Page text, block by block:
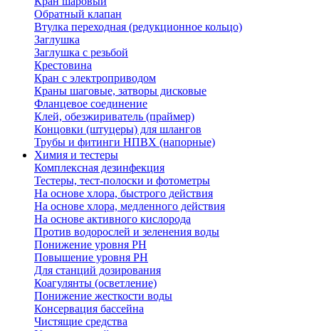
Обратный клапан
Втулка переходная (редукционное кольцо)
Заглушка
Заглушка с резьбой
Крестовина
Кран с электроприводом
Краны шаговые, затворы дисковые
Фланцевое соединение
Клей, обезжириватель (праймер)
Концовки (штуцеры) для шлангов
Трубы и фитинги НПВХ (напорные)
Химия и тестеры
Комплексная дезинфекция
Тестеры, тест-полоски и фотометры
На основе хлора, быстрого действия
На основе хлора, медленного действия
На основе активного кислорода
Против водорослей и зеленения воды
Понижение уровня РН
Повышение уровня РН
Для станций дозирования
Коагулянты (осветление)
Понижение жесткости воды
Консервация бассейна
Чистящие средства